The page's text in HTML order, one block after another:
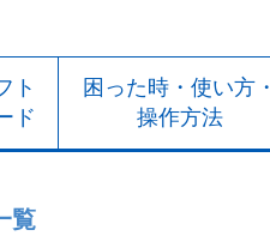
ト
ド
困った時・使い方・
操作方法
覧